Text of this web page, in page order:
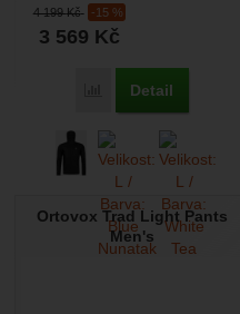
4 199Kč -15 %
3 569 Kč
Přidat 'Ortovox
Detail
ochrany. Ortovox...
Ortovox Trad Light Pants
Men's